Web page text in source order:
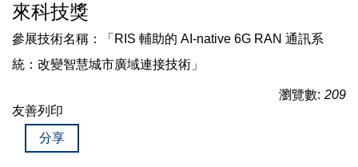
來科技獎
參展技術名稱：「RIS 輔助的 AI-native 6G RAN 通訊系
統：改變智慧城市廣域連接技術」
瀏覽數: 209
友善列印
分享